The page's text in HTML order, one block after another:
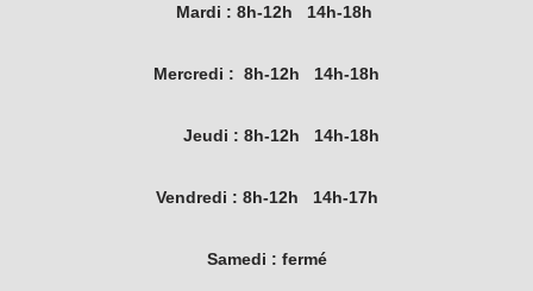
Mardi : 8h-12h 14h-18h
Mercredi : 8h-12h 14h-18h
Jeudi : 8h-12h 14h-18h
Vendredi : 8h-12h 14h-17h
Samedi : fermé